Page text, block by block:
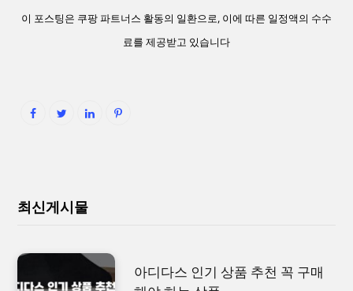
이 포스팅은 쿠팡 파트너스 활동의 일환으로, 이에 따른 일정액의 수수
료를 제공받고 있습니다
최신게시물
아디다스 인기 상품 추천 꼭 구매